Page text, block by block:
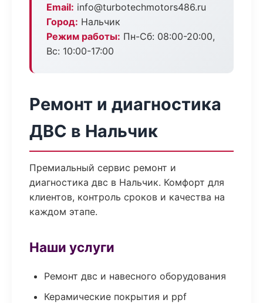
Email: info@turbotechmotors486.ru
Город: Нальчик
Режим работы: Пн-Сб: 08:00-20:00,
Вс: 10:00-17:00
Ремонт и диагностика
ДВС в Нальчик
Премиальный сервис ремонт и
диагностика двс в Нальчик. Комфорт для
клиентов, контроль сроков и качества на
каждом этапе.
Наши услуги
Ремонт двс и навесного оборудования
Керамические покрытия и ppf